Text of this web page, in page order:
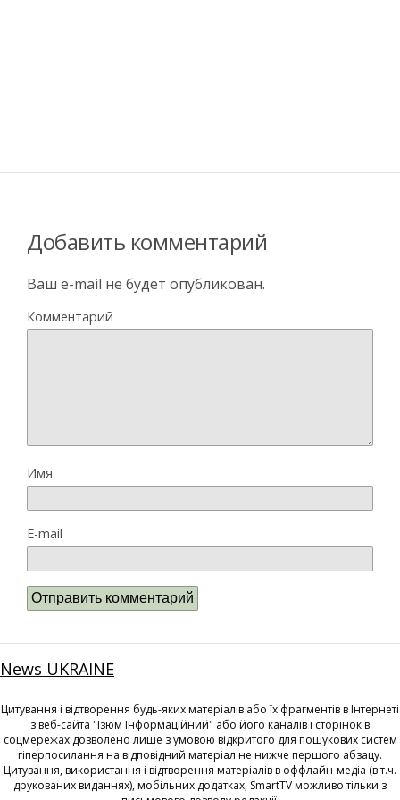
Добавить комментарий
Ваш e-mail не будет опубликован.
Комментарий
Имя
E-mail
News UKRAINE
Цитування і відтворення будь-яких матеріалів або їх фрагментів в Інтернеті
з веб-сайта "Ізюм Інформаційний" або його каналів і сторінок в
соцмережах дозволено лише з умовою відкритого для пошукових систем
гіперпосилання на відповідний матеріал не нижче першого абзацу.
Цитування, використання і відтворення матеріалів в оффлайн-медіа (в т.ч.
друкованих виданнях), мобільних додатках, SmartTV можливо тільки з